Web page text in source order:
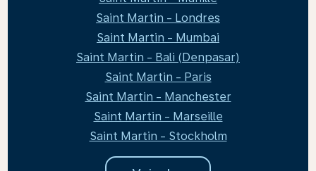
Saint Martin - Londres
Saint Martin - Mumbai
Saint Martin - Bali (Denpasar)
Saint Martin - Paris
Saint Martin - Manchester
Saint Martin - Marseille
Saint Martin - Stockholm